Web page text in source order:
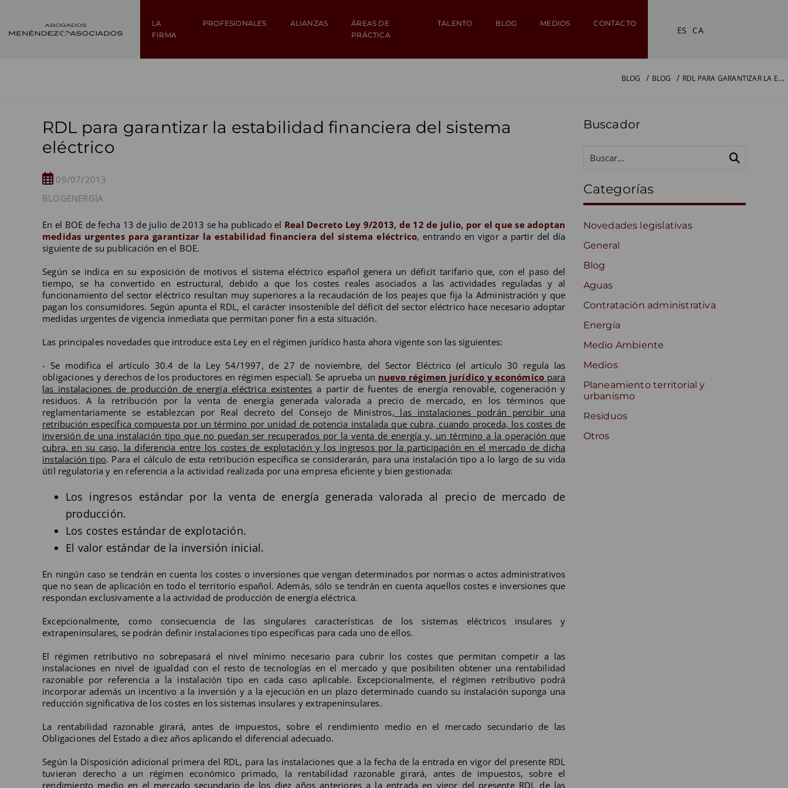
LA
FIRMA
PROFESIONALES ALIANZAS
ÁREAS DE
PRÁCTICA
TALENTO BLOG MEDIOS CONTACTO
ES CA
BLOG BLOG RDL PARA GARANTIZAR LA ESTABILIDAD FINANCIERA DEL SISTEMA ELÉCTRICO
RDL para garantizar la estabilidad financiera del sistema
eléctrico
09/07/2013
BLOGENERGÍA
En el BOE de fecha 13 de julio de 2013 se ha publicado el Real Decreto Ley 9/2013, de 12 de julio, por el que se adoptan
medidas urgentes para garantizar la estabilidad financiera del sistema eléctrico, entrando en vigor a partir del día
siguiente de su publicación en el BOE.
Según se indica en su exposición de motivos el sistema eléctrico español genera un déficit tarifario que, con el paso del
tiempo, se ha convertido en estructural, debido a que los costes reales asociados a las actividades reguladas y al
funcionamiento del sector eléctrico resultan muy superiores a la recaudación de los peajes que fija la Administración y que
pagan los consumidores. Según apunta el RDL, el carácter insostenible del déficit del sector eléctrico hace necesario adoptar
medidas urgentes de vigencia inmediata que permitan poner fin a esta situación.
Las principales novedades que introduce esta Ley en el régimen jurídico hasta ahora vigente son las siguientes:
- Se modifica el artículo 30.4 de la Ley 54/1997, de 27 de noviembre, del Sector Eléctrico (el artículo 30 regula las
obligaciones y derechos de los productores en régimen especial). Se aprueba un nuevo régimen jurídico y económico para
las instalaciones de producción de energía eléctrica existentes a partir de fuentes de energía renovable, cogeneración y
residuos. A la retribución por la venta de energía generada valorada a precio de mercado, en los términos que
reglamentariamente se establezcan por Real decreto del Consejo de Ministros, las instalaciones podrán percibir una
retribución específica compuesta por un término por unidad de potencia instalada que cubra, cuando proceda, los costes de
inversión de una instalación tipo que no puedan ser recuperados por la venta de energía y, un término a la operación que
cubra, en su caso, la diferencia entre los costes de explotación y los ingresos por la participación en el mercado de dicha
instalación tipo. Para el cálculo de esta retribución específica se considerarán, para una instalación tipo a lo largo de su vida
útil regulatoria y en referencia a la actividad realizada por una empresa eficiente y bien gestionada:
Los ingresos estándar por la venta de energía generada valorada al precio de mercado de
producción.
Los costes estándar de explotación.
El valor estándar de la inversión inicial.
En ningún caso se tendrán en cuenta los costes o inversiones que vengan determinados por normas o actos administrativos
que no sean de aplicación en todo el territorio español. Además, sólo se tendrán en cuenta aquellos costes e inversiones que
respondan exclusivamente a la actividad de producción de energía eléctrica.
Excepcionalmente, como consecuencia de las singulares características de los sistemas eléctricos insulares y
extrapeninsulares, se podrán definir instalaciones tipo específicas para cada uno de ellos.
El régimen retributivo no sobrepasará el nivel mínimo necesario para cubrir los costes que permitan competir a las
instalaciones en nivel de igualdad con el resto de tecnologías en el mercado y que posibiliten obtener una rentabilidad
razonable por referencia a la instalación tipo en cada caso aplicable. Excepcionalmente, el régimen retributivo podrá
incorporar además un incentivo a la inversión y a la ejecución en un plazo determinado cuando su instalación suponga una
reducción significativa de los costes en los sistemas insulares y extrapeninsulares.
La rentabilidad razonable girará, antes de impuestos, sobre el rendimiento medio en el mercado secundario de las
Obligaciones del Estado a diez años aplicando el diferencial adecuado.
Según la Disposición adicional primera del RDL, para las instalaciones que a la fecha de la entrada en vigor del presente RDL
tuvieran derecho a un régimen económico primado, la rentabilidad razonable girará, antes de impuestos, sobre el
rendimiento medio en el mercado secundario de los diez años anteriores a la entrada en vigor del presente RDL de las
Buscador
Categorías
Novedades legislativas
General
Blog
Aguas
Contratación administrativa
Energía
Medio Ambiente
Medios
Planeamiento territorial y
urbanismo
Residuos
Otros